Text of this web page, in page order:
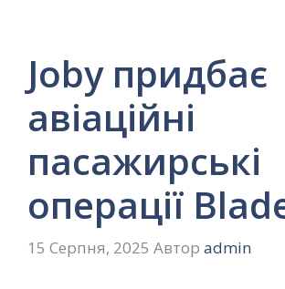
Joby придбає
авіаційні
пасажирські
операції
15 Серпня, 2025 Автор admin